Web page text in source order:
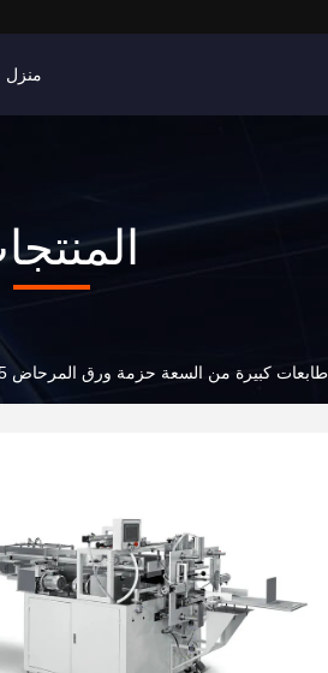
منزل
كبيرة من السعة حزمة ورق المرحاض 5-8 أكياس / دقيقة